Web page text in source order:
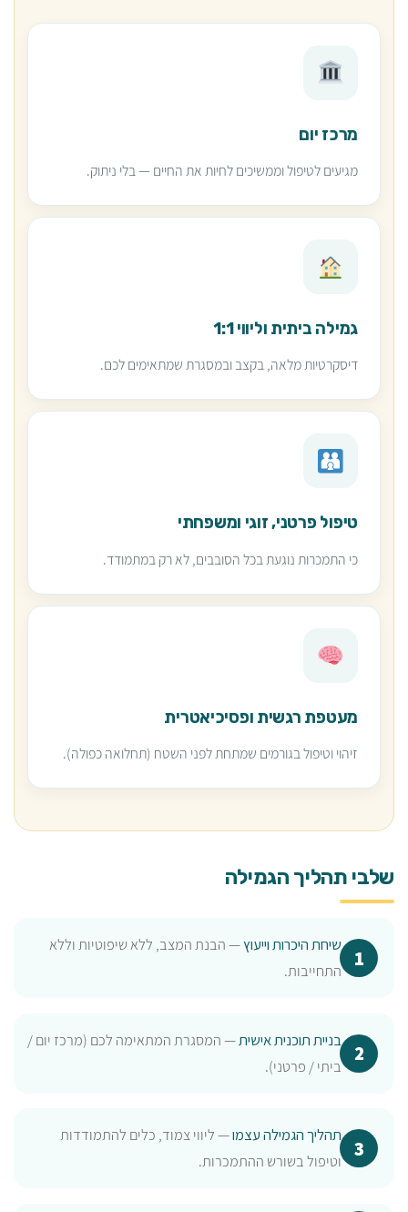
מרכז יום
מגיעים לטיפול וממשיכים לחיות את החיים — בלי ניתוק.
גמילה ביתית וליווי 1:1
דיסקרטיות מלאה, בקצב ובמסגרת שמתאימים לכם.
טיפול פרטני, זוגי ומשפחתי
כי התמכרות נוגעת בכל הסובבים, לא רק במתמודד.
מעטפת רגשית ופסיכיאטרית
זיהוי וטיפול בגורמים שמתחת לפני השטח (תחלואה כפולה).
שלבי תהליך הגמילה
שיחת היכרות וייעוץ— הבנת המצב, ללא שיפוטיות וללא
התחייבות.
בניית תוכנית אישית— המסגרת המתאימה לכם (מרכז יום /
ביתי / פרטני).
תהליך הגמילה עצמו— ליווי צמוד, כלים להתמודדות
וטיפול בשורש ההתמכרות.